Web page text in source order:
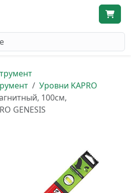
Уровни KAPRO
100см,
GENESIS